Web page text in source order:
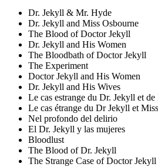
Dr. Jekyll & Mr. Hyde
Dr. Jekyll and Miss Osbourne
The Blood of Doctor Jekyll
Dr. Jekyll and His Women
The Bloodbath of Doctor Jekyll
The Experiment
Doctor Jekyll and His Women
Dr. Jekyll and His Wives
Le cas estrange du Dr. Jekyll et
Le cas étrange du Dr Jekyll et
Nel profondo del delirio
El Dr. Jekyll y las mujeres
Bloodlust
The Blood of Dr. Jekyll
The Strange Case of Doctor